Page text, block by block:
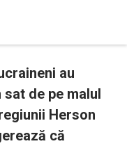
au
de pe malul
Herson
că